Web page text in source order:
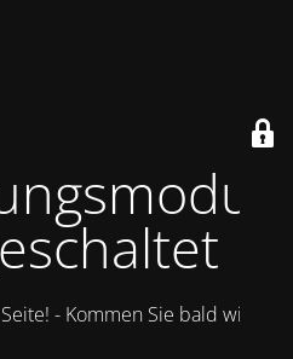
- Kommen Sie bald wieder.